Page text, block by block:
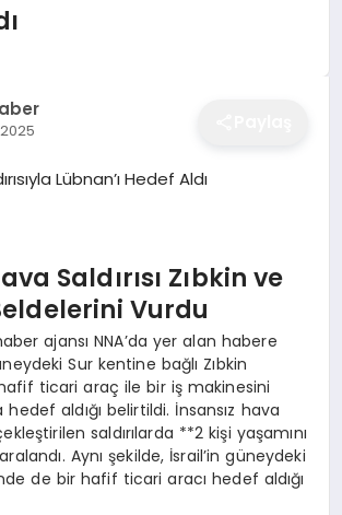
Saldırısı Zıbkin ve
Vurdu
ajansı NNA’da yer alan habere
Sur kentine bağlı Zıbkin
ticari araç ile bir iş makinesini
hedef aldığı belirtildi. İnsansız hava
saldırılarda **2 kişi yaşamını
Aynı şekilde, İsrail’in güneydeki
de bir hafif ticari aracı hedef aldığı